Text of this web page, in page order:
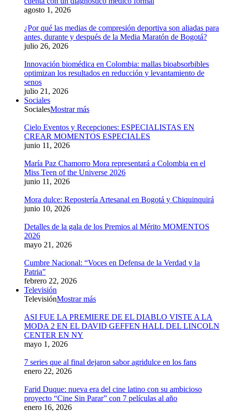
agosto 1, 2026
¿Por qué las medias de compresión deportiva son aliadas para
antes, durante y después de la Media Maratón de Bogotá?
julio 26, 2026
Innovación biomédica en Colombia: mallas bioabsorbibles
optimizan los resultados en reducción y levantamiento de
senos
julio 21, 2026
Sociales
SocialesMostrar más
Cielo Eventos y Recepciones: ESPECIALISTAS EN
CREAR MOMENTOS ESPECIALES
junio 11, 2026
María Paz Chamorro Mora representará a Colombia en el
Miss Teen of the Universe 2026
junio 11, 2026
Mora dulce: Repostería Artesanal en Bogotá y Chiquinquirá
junio 10, 2026
Detalles de la gala de los Premios al Mérito MOMENTOS
2026
mayo 21, 2026
Cumbre Nacional: “Voces en Defensa de la Verdad y la
Patria”
febrero 22, 2026
Televisión
TelevisiónMostrar más
ASI FUE LA PREMIERE DE EL DIABLO VISTE A LA
MODA 2 EN EL DAVID GEFFEN HALL DEL LINCOLN
CENTER EN NY
mayo 1, 2026
7 series que al final dejaron sabor agridulce en los fans
enero 22, 2026
Farid Duque: nueva era del cine latino con su ambicioso
proyecto “Cine Sin Parar” con 7 películas al año
enero 16, 2026